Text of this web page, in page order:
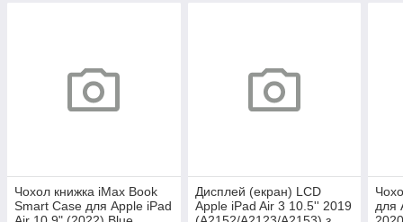
Чохол книжка iMax Book
Smart Case для Apple iPad
Дисплей (екран) LCD
Apple iPad Air 3 10.5'' 2019
для